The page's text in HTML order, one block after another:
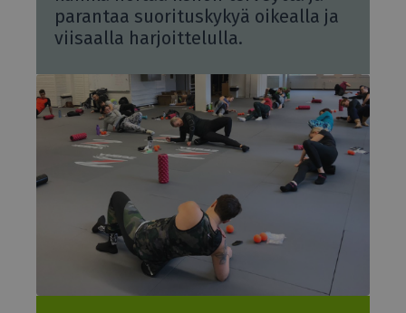
parantaa suorituskykyä oikealla ja
viisaalla harjoittelulla.